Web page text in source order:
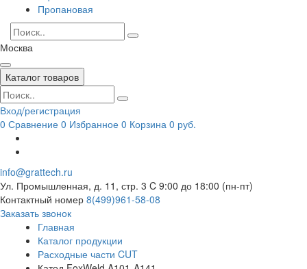
Пропановая
Москва
Каталог товаров
Вход/регистрация
0 Сравнение 0 Избранное 0 Корзина 0 руб.
info@grattech.ru
Ул. Промышленная, д. 11, стр. 3 C 9:00 до 18:00 (пн-пт)
Контактный номер 8(499)961-58-08
Заказать звонок
Главная
Каталог продукции
Расходные части CUT